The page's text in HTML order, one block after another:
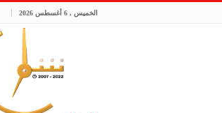
الخميس , 6 أغسطس 2026